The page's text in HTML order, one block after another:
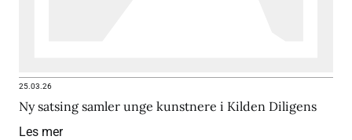
25.03.26
Ny satsing samler unge kunstnere i Kilden Diligens
Les mer